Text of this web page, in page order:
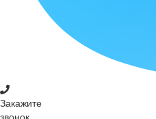
Закажите
звонок